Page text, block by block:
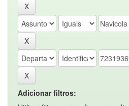
Adicionar filtros: